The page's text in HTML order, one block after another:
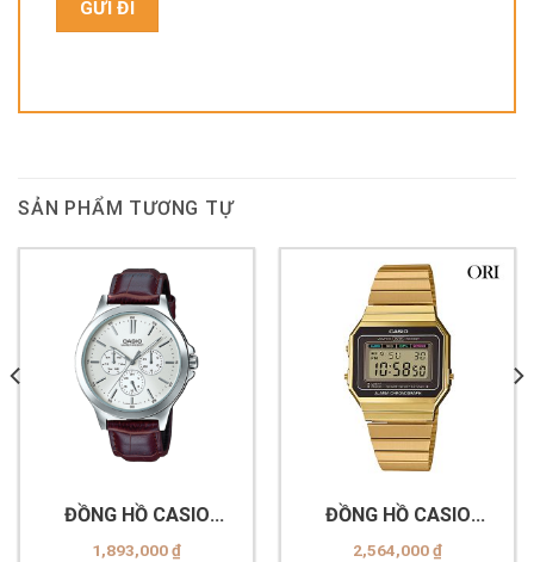
SẢN PHẨM TƯƠNG TỰ
ĐỒNG HỒ CASIO
MTP-V300L-7AUDF
1,893,000₫
ĐỒNG HỒ CASIO
A700WG-9ADF
2,564,000₫